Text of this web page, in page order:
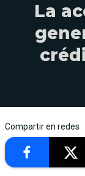
La
Compartir en redes